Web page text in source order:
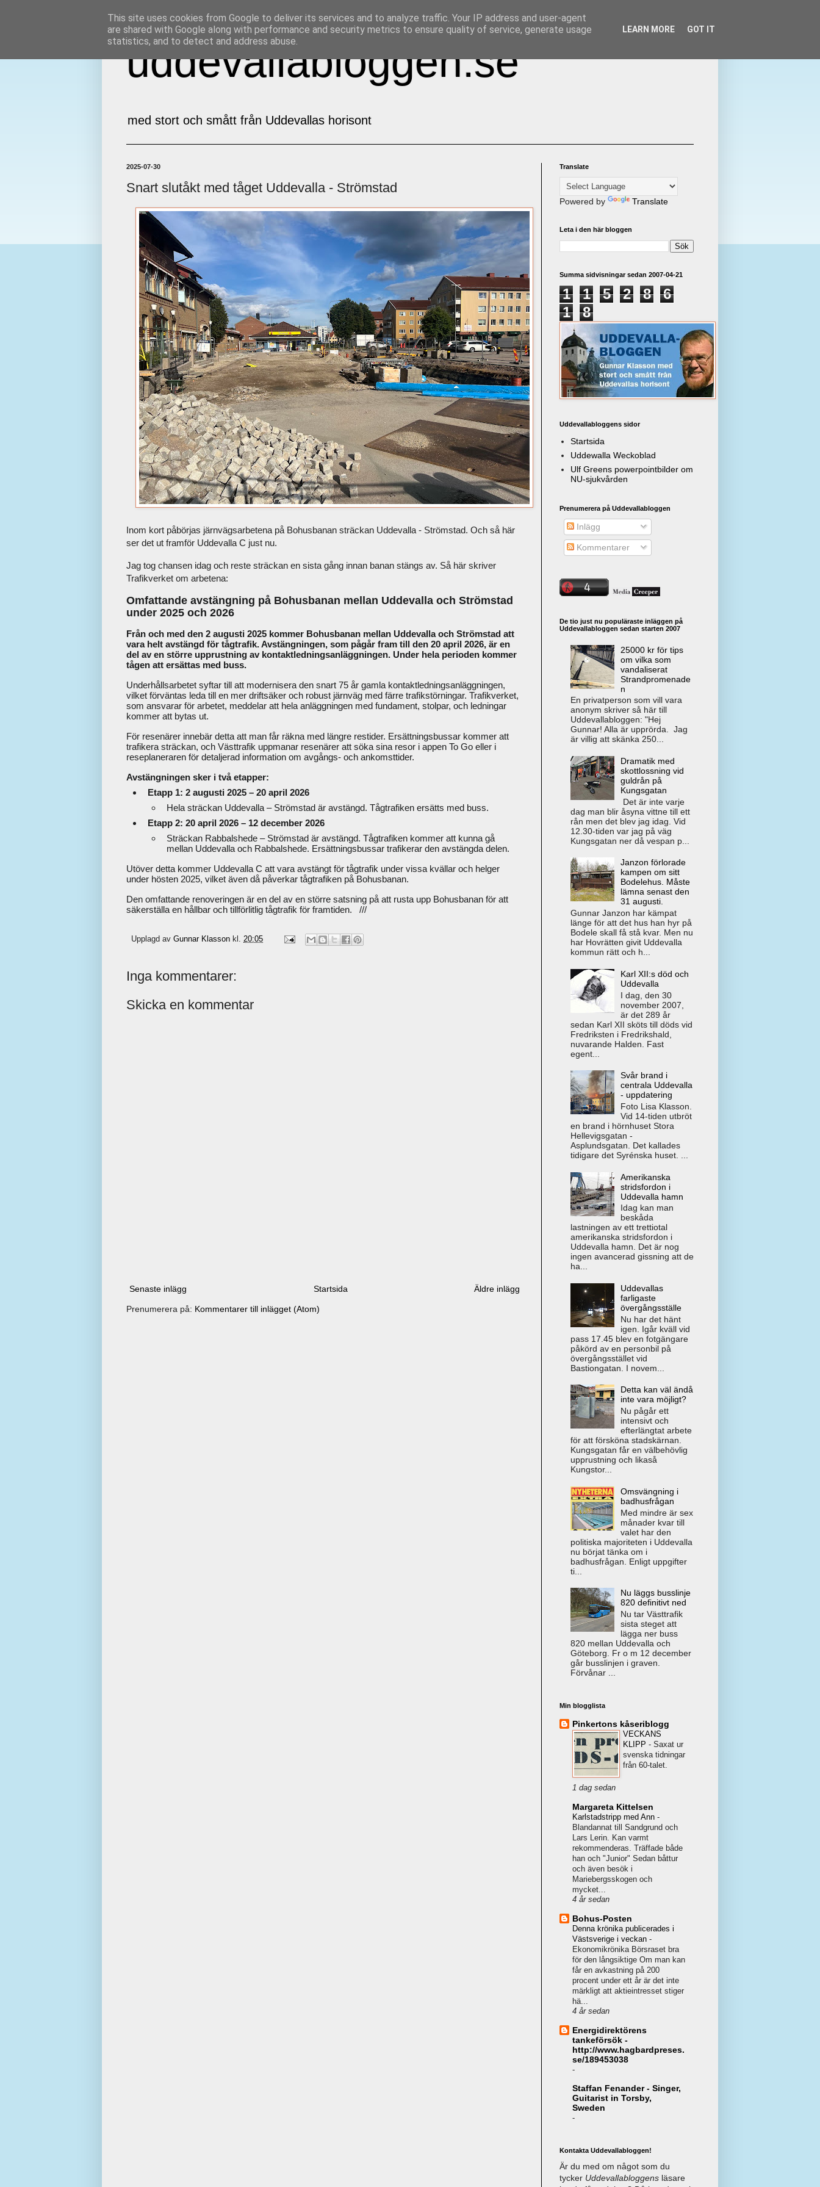
uddevallabloggen.se
med stort och smått från Uddevallas horisont
2025-07-30
Snart slutåkt med tåget Uddevalla - Strömstad
Inom kort påbörjas järnvägsarbetena på Bohusbanan sträckan Uddevalla - Strömstad. Och så här
ser det ut framför Uddevalla C just nu.
Jag tog chansen idag och reste sträckan en sista gång innan banan stängs av. Så här skriver
Trafikverket om arbetena:
Omfattande avstängning på Bohusbanan mellan Uddevalla och Strömstad
under 2025 och 2026
Från och med den 2 augusti 2025 kommer Bohusbanan mellan Uddevalla och Strömstad att
vara helt avstängd för tågtrafik. Avstängningen, som pågår fram till den 20 april 2026, är en
del av en större upprustning av kontaktledningsanläggningen. Under hela perioden kommer
tågen att ersättas med buss.
Underhållsarbetet syftar till att modernisera den snart 75 år gamla kontaktledningsanläggningen,
vilket förväntas leda till en mer driftsäker och robust järnväg med färre trafikstörningar. Trafikverket,
som ansvarar för arbetet, meddelar att hela anläggningen med fundament, stolpar, och ledningar
kommer att bytas ut.
För resenärer innebär detta att man får räkna med längre restider. Ersättningsbussar kommer att
trafikera sträckan, och Västtrafik uppmanar resenärer att söka sina resor i appen To Go eller i
reseplaneraren för detaljerad information om avgångs- och ankomsttider.
Avstängningen sker i två etapper:
Etapp 1: 2 augusti 2025 – 20 april 2026
Hela sträckan Uddevalla – Strömstad är avstängd. Tågtrafiken ersätts med buss.
Etapp 2: 20 april 2026 – 12 december 2026
Sträckan Rabbalshede – Strömstad är avstängd. Tågtrafiken kommer att kunna gå
mellan Uddevalla och Rabbalshede. Ersättningsbussar trafikerar den avstängda delen.
Utöver detta kommer Uddevalla C att vara avstängt för tågtrafik under vissa kvällar och helger
under hösten 2025, vilket även då påverkar tågtrafiken på Bohusbanan.
Den omfattande renoveringen är en del av en större satsning på att rusta upp Bohusbanan för att
säkerställa en hållbar och tillförlitlig tågtrafik för framtiden. ///
Upplagd av Gunnar Klasson kl. 20:05
Inga kommentarer:
Skicka en kommentar
Senaste inlägg Äldre inlägg
Startsida
Prenumerera på: Kommentarer till inlägget (Atom)
Translate
Powered by Translate
Leta i den här bloggen
Summa sidvisningar sedan 2007-04-21
1 1 5 2 8
6
1
8
Uddevallabloggens sidor
Startsida
Uddewalla Weckoblad
Ulf Greens powerpointbilder om
NU-sjukvården
Prenumerera på Uddevallabloggen
Inlägg
Kommentarer
De tio just nu populäraste inläggen på
Uddevallabloggen sedan starten 2007
25000 kr för tips
om vilka som
vandaliserat
Strandpromenade
n
En privatperson som vill vara
anonym skriver så här till
Uddevallabloggen: "Hej
Gunnar! Alla är upprörda. Jag
är villig att skänka 250...
Dramatik med
skottlossning vid
guldrån på
Kungsgatan
Det är inte varje
dag man blir åsyna vittne till ett
rån men det blev jag idag. Vid
12.30-tiden var jag på väg
Kungsgatan ner då vespan p...
Janzon förlorade
kampen om sitt
Bodelehus. Måste
lämna senast den
31 augusti.
Gunnar Janzon har kämpat
länge för att det hus han hyr på
Bodele skall få stå kvar. Men nu
har Hovrätten givit Uddevalla
kommun rätt och h...
Karl XII:s död och
Uddevalla
I dag, den 30
november 2007,
är det 289 år
sedan Karl XII sköts till döds vid
Fredriksten i Fredrikshald,
nuvarande Halden. Fast
egent...
Svår brand i
centrala Uddevalla
- uppdatering
Foto Lisa Klasson.
Vid 14-tiden utbröt
en brand i hörnhuset Stora
Hellevigsgatan -
Asplundsgatan. Det kallades
tidigare det Syrénska huset. ...
Amerikanska
stridsfordon i
Uddevalla hamn
Idag kan man
beskåda
lastningen av ett trettiotal
amerikanska stridsfordon i
Uddevalla hamn. Det är nog
ingen avancerad gissning att de
ha...
Uddevallas
farligaste
övergångsställe
Nu har det hänt
igen. Igår kväll vid
pass 17.45 blev en fotgängare
påkörd av en personbil på
övergångsstället vid
Bastiongatan. I novem...
Detta kan väl ändå
inte vara möjligt?
Nu pågår ett
intensivt och
efterlängtat arbete
för att försköna stadskärnan.
Kungsgatan får en välbehövlig
upprustning och likaså
Kungstor...
Omsvängning i
badhusfrågan
Med mindre är sex
månader kvar till
valet har den
politiska majoriteten i Uddevalla
nu börjat tänka om i
badhusfrågan. Enligt uppgifter
ti...
Nu läggs busslinje
820 definitivt ned
Nu tar Västtrafik
sista steget att
lägga ner buss
820 mellan Uddevalla och
Göteborg. Fr o m 12 december
går busslinjen i graven.
Förvånar ...
Min blogglista
Pinkertons kåseriblogg
VECKANS
KLIPP - Saxat ur
svenska tidningar
från 60-talet.
1 dag sedan
Margareta Kittelsen
Karlstadstripp med Ann -
Blandannat till Sandgrund och
Lars Lerin. Kan varmt
rekommenderas. Träffade både
han och "Junior" Sedan båttur
och även besök i
Mariebergsskogen och
mycket...
4 år sedan
Bohus-Posten
Denna krönika publicerades i
Västsverige i veckan -
Ekonomikrönika Börsraset bra
för den långsiktige Om man kan
får en avkastning på 200
procent under ett år är det inte
märkligt att aktieintresset stiger
hä...
4 år sedan
Energidirektörens
tankeförsök -
http://www.hagbardpreses.
se/189453038
-
Staffan Fenander - Singer,
Guitarist in Torsby,
Sweden
-
Kontakta Uddevallabloggen!
Är du med om något som du
tycker Uddevallabloggens läsare
This site uses cookies from Google to deliver its services and to analyze traffic. Your IP address and user-agent
are shared with Google along with performance and security metrics to ensure quality of service, generate usage
statistics, and to detect and address abuse.
LEARN MORE GOT IT